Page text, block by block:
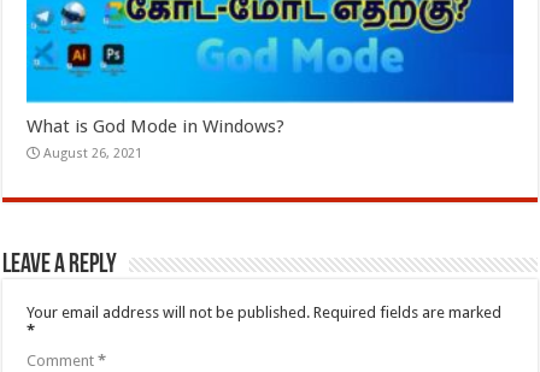
What is God Mode in Windows?
August 26, 2021
Leave a Reply
Your email address will not be published. Required fields are marked
*
Comment*